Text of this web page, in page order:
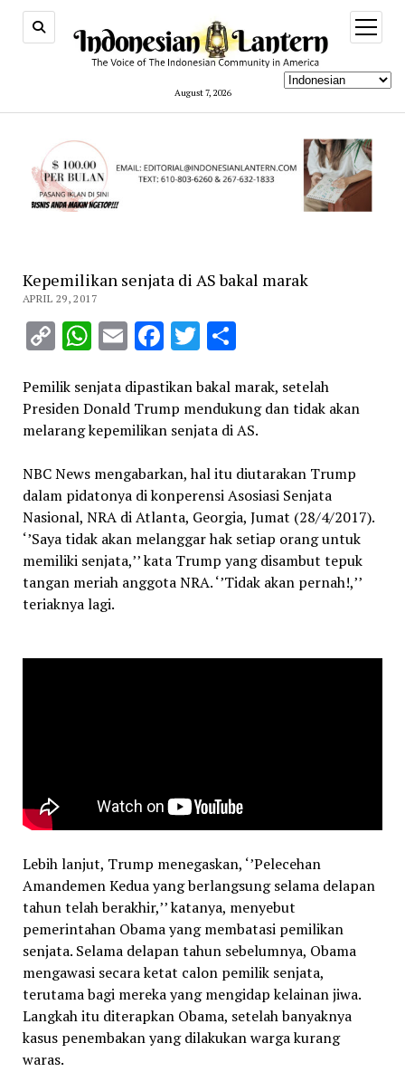
August 7, 2026
open
menu
Kepemilikan senjata di AS bakal marak
APRIL 29, 2017
CopyWhatsApp
EmailFacebook
Twitter
Share
Pemilik senjata dipastikan bakal marak, setelah
Presiden Donald Trump mendukung dan tidak akan
melarang kepemilikan senjata di AS.
NBC News mengabarkan, hal itu diutarakan Trump
dalam pidatonya di konperensi Asosiasi Senjata
Nasional, NRA di Atlanta, Georgia, Jumat (28/4/2017).
‘’Saya tidak akan melanggar hak setiap orang untuk
memiliki senjata,’’ kata Trump yang disambut tepuk
tangan meriah anggota NRA. ‘’Tidak akan pernah!,’’
teriaknya lagi.
Lebih lanjut, Trump menegaskan, ‘’Pelecehan
Amandemen Kedua yang berlangsung selama delapan
tahun telah berakhir,’’ katanya, menyebut
pemerintahan Obama yang membatasi pemilikan
senjata. Selama delapan tahun sebelumnya, Obama
mengawasi secara ketat calon pemilik senjata,
terutama bagi mereka yang mengidap kelainan jiwa.
Langkah itu diterapkan Obama, setelah banyaknya
kasus penembakan yang dilakukan warga kurang
waras.